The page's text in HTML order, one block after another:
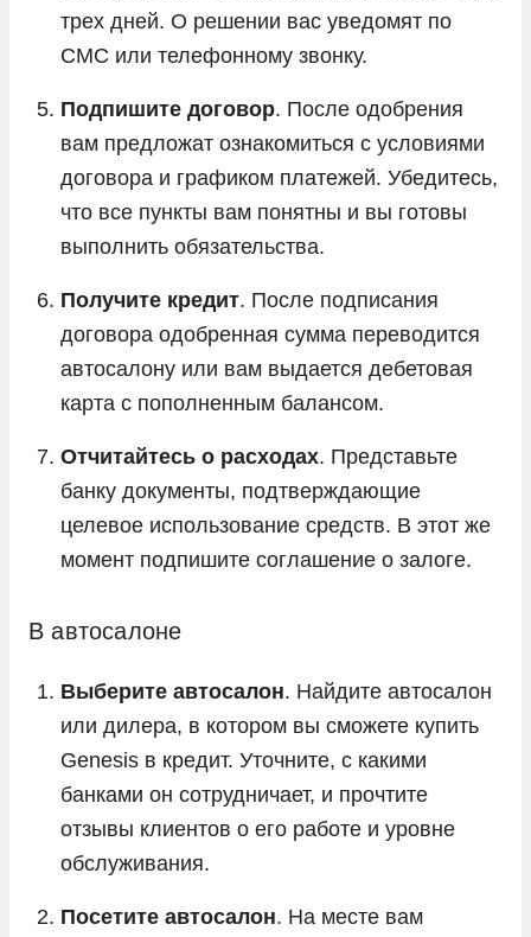
трех дней. О решении вас уведомят по
СМС или телефонному звонку.
Подпишите договор. После одобрения
вам предложат ознакомиться с условиями
договора и графиком платежей. Убедитесь,
что все пункты вам понятны и вы готовы
выполнить обязательства.
Получите кредит. После подписания
договора одобренная сумма переводится
автосалону или вам выдается дебетовая
карта с пополненным балансом.
Отчитайтесь о расходах. Представьте
банку документы, подтверждающие
целевое использование средств. В этот же
момент подпишите соглашение о залоге.
В автосалоне
Выберите автосалон. Найдите автосалон
или дилера, в котором вы сможете купить
Genesis в кредит. Уточните, с какими
банками он сотрудничает, и прочтите
отзывы клиентов о его работе и уровне
обслуживания.
Посетите автосалон. На месте вам